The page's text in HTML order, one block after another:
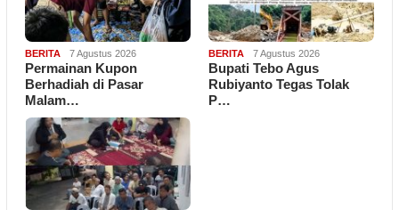
BERITA 7 Agustus 2026
Permainan Kupon
Berhadiah di Pasar
Malam…
BERITA 7 Agustus 2026
Bupati Tebo Agus
Rubiyanto Tegas Tolak
P…